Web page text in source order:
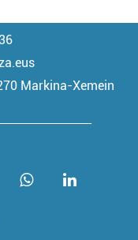
Markina-Xemein